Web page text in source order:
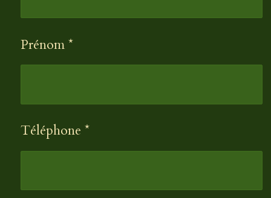
Prénom *
Téléphone *